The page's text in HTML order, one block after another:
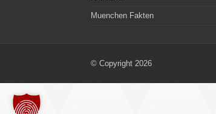
Muenchen Fakten
© Copyright 2026